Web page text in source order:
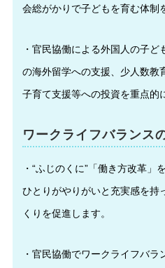
会総がかりで子どもを育む体制
・官民協働による外国人の子
の海外留学への支援、少人数教
子育て支援等への投資を重点的
ワークライフバランス
・“ふじのくに”「働き方改革」
ひとりがやりがいと充実感を持
くりを促進します。
・官民協働でワークライフバ